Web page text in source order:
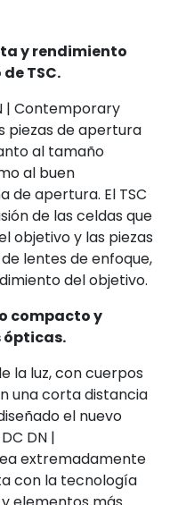
y rendimiento
TSC.
| Contemporary
piezas de apertura
al tamaño
al buen
de apertura. El TSC
de las celdas que
objetivo y las piezas
lentes de enfoque,
del objetivo.
compacto y
ópticas.
la luz, con cuerpos
una corta distancia
el nuevo
DN |
extremadamente
con la tecnología